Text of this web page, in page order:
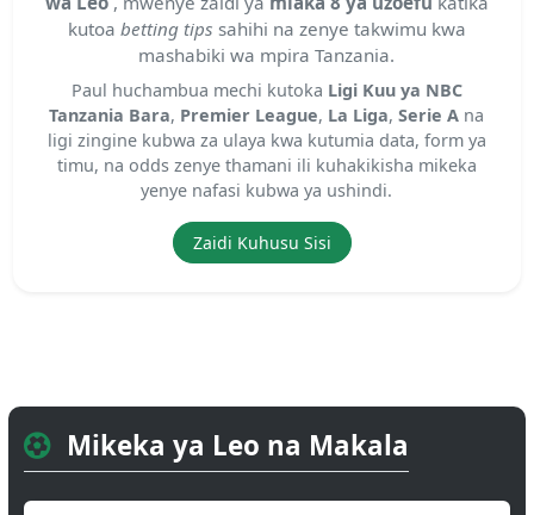
kutoa betting tips sahihi na zenye takwimu kwa
mashabiki wa mpira Tanzania.
Paul huchambua mechi kutoka Ligi Kuu ya NBC
Tanzania Bara, Premier League, La Liga,Serie A na
ligi zingine kubwa za ulaya kwa kutumia data, form ya
timu, na odds zenye thamani ili kuhakikisha mikeka
yenye nafasi kubwa ya ushindi.
Zaidi Kuhusu Sisi
Mikeka ya Leo na Makala